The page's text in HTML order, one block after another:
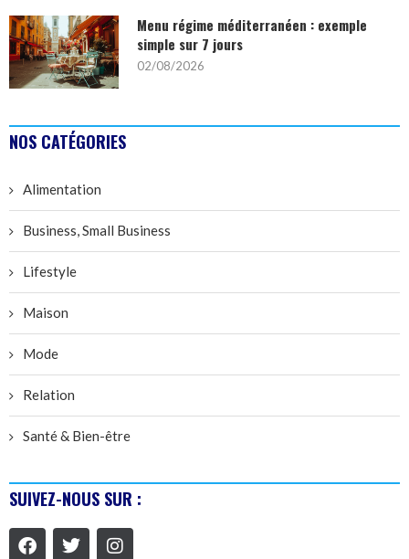
Menu régime méditerranéen : exemple
simple sur 7 jours
02/08/2026
NOS CATÉGORIES
Alimentation
Business, Small Business
Lifestyle
Maison
Mode
Relation
Santé & Bien-être
SUIVEZ-NOUS SUR :